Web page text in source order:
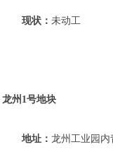
现状： 未动工
龙州1号地块
地址： 龙州工业园内